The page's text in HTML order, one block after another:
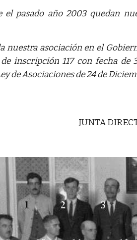
el pasado año 2003 quedan
nuestra asociación en el
inscripción 117 con fecha de
de Asociaciones de 24 de
JUNTA